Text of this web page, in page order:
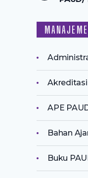
Akreditasi
APE
Bahan
Buku